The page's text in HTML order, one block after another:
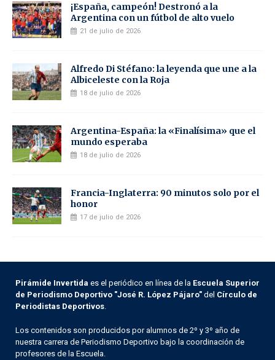
¡España, campeón! Destronó a la
Argentina con un fútbol de alto vuelo
21 de julio de 2026
Alfredo Di Stéfano: la leyenda que une a la
Albiceleste con la Roja
18 de julio de 2026
Argentina-España: la «Finalísima» que el
mundo esperaba
18 de julio de 2026
Francia-Inglaterra: 90 minutos solo por el
honor
17 de julio de 2026
Pirámide Invertida es el periódico en línea de la Escuela Superior
de Periodismo Deportivo "José R. López Pájaro" del Círculo de
Periodistas Deportivos
Los contenidos son producidos por alumnos de 2º y 3º año de
nuestra carrera de Periodismo Deportivo bajo la coordinación de
profesores de la Escuela.